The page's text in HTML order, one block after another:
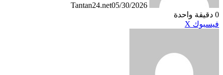
Tantan24.net05/30/2026
0 دقيقة واحدة
فيسبوك X